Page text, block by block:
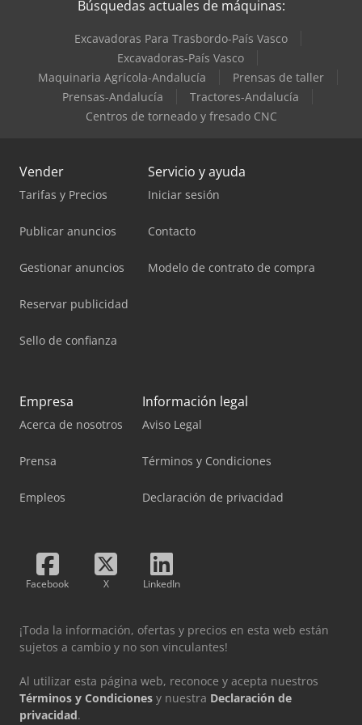
Búsquedas actuales de máquinas:
Excavadoras Para Trasbordo-País Vasco
Excavadoras-País Vasco
Maquinaria Agrícola-Andalucía
Prensas de taller
Prensas-Andalucía
Tractores-Andalucía
Centros de torneado y fresado CNC
Vender
Tarifas y Precios
Publicar anuncios
Gestionar anuncios
Reservar publicidad
Sello de confianza
Servicio y ayuda
Iniciar sesión
Contacto
Modelo de contrato de compra
Empresa
Acerca de nosotros
Prensa
Empleos
Información legal
Aviso Legal
Términos y Condiciones
Declaración de privacidad
Facebook X LinkedIn
¡Toda la información, ofertas y precios en esta web están
sujetos a cambio y no son vinculantes!
Al utilizar esta página web, reconoce y acepta nuestros
Términos y Condiciones y nuestra Declaración de
privacidad.